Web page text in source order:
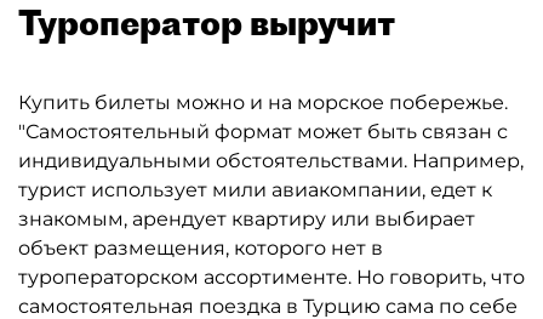
Туроператор выручит
Купить билеты можно и на морское побережье.
"Самостоятельный формат может быть связан с
индивидуальными обстоятельствами. Например,
турист использует мили авиакомпании, едет к
знакомым, арендует квартиру или выбирает
объект размещения, которого нет в
туроператорском ассортименте. Но говорить, что
самостоятельная поездка в Турцию сама по себе